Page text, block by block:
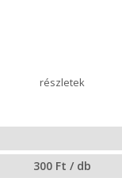
300 Ft / db